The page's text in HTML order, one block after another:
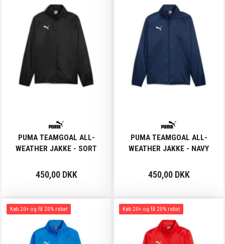
PUMA TEAMGOAL ALL-
WEATHER JAKKE - SORT
450,00 DKK
PUMA TEAMGOAL ALL-
WEATHER JAKKE - NAVY
450,00 DKK
Køb 20+ og få 20% rabat Køb 20+ og få 20% rabat